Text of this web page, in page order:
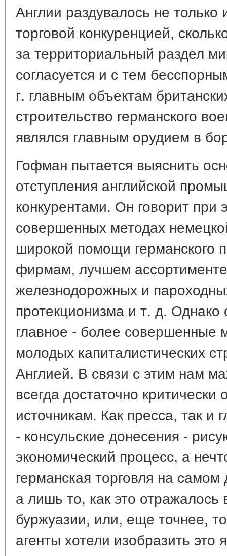
Англии раздувалось не только
торговой конкуренцией,
за территориальный раздел
согласуется и с тем
г. главным объектам
строительство германского
являлся главным орудием в
Гофман пытается выяснить
отступления английской
конкурентами. Он говорит при
совершенных методах
широкой помощи германского
фирмам, лучшем
железнодорожных и
протекционизма и т. д. Однако
главное - более совершенные
молодых капиталистических
Англией. В связи с этим нам
всегда достаточно критически
источникам. Как пресса, так и
- консульские донесения -
экономический процесс, а
германская торговля на
а лишь то, как это отражалось
буржуазии, или, еще точнее,
агенты хотели изобразить это